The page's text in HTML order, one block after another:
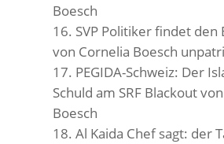
Boesch
SVP Politiker findet den
von Cornelia Boesch
PEGIDA-Schweiz: Der
Schuld am SRF Blackout
Boesch
Al Kaida Chef sagt: der